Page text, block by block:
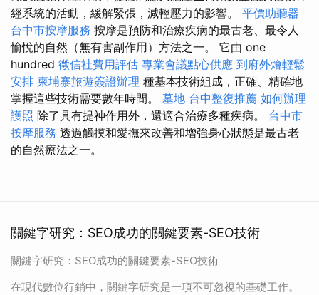
經系統的活動，緩解緊張，減輕壓力的影響。 平價助聽器
台中市按摩服務 按摩是預防和治療疾病的最古老、最令人
愉悅的自然（無有害副作用）方法之一。 它由 one
hundred 徵信社費用評估 專業會議點心供應 到府外燴輕鬆
安排 柬埔寨旅遊簽證辦理 種基本技術組成，正確、精確地
掌握這些技術需要數年時間。 墓地 台中整復推薦 如何辦理
護照 除了具有提神作用外，還適合治療多種疾病。 台中市
按摩服務 透過觸摸和愛撫來改善和增強身心狀態是最古老
的自然療法之一。
關鍵字研究：SEO成功的關鍵要素-SEO技術
關鍵字研究：SEO成功的關鍵要素-SEO技術
在現代數位行銷中，關鍵字研究是一項不可忽視的基礎工作。